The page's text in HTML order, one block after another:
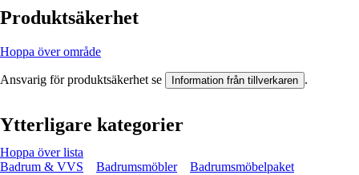
Produktsäkerhet
Hoppa över område
Ansvarig för produktsäkerhet se Information från tillverkaren .
Ytterligare kategorier
Hoppa över lista
Badrum & VVS
Badrumsmöbler
Badrumsmöbelpaket